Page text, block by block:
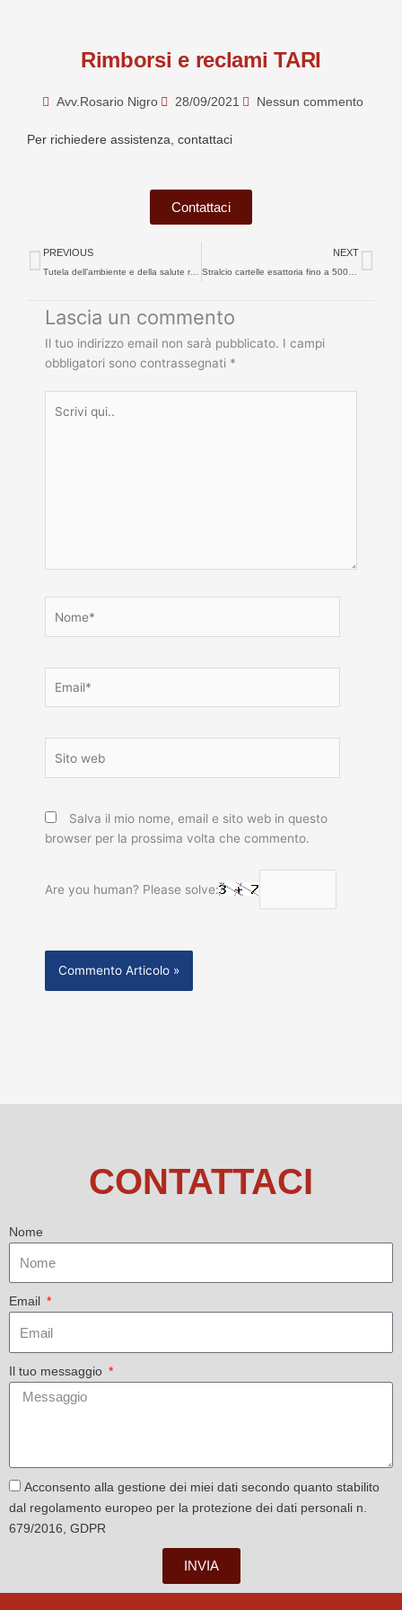
Rimborsi e reclami TARI
Avv.Rosario Nigro 28/09/2021 Nessun commento
Per richiedere assistenza, contattaci
Contattaci
Precedente
PREVIOUS
Tutela dell’ambiente e della salute reclami ed esposti
NEXT
Stralcio cartelle esattoria fino a 5000 euro
Lascia un commento
Il tuo indirizzo email non sarà pubblicato. I campi
obbligatori sono contrassegnati *
qui..
web
Salva il mio nome, email e sito web in questo
browser per la prossima volta che commento.
Are you human? Please solve:
CONTATTACI
Nome
Email
Il tuo messaggio
Acconsento alla gestione dei miei dati secondo quanto stabilito
dal regolamento europeo per la protezione dei dati personali n.
679/2016, GDPR
INVIA